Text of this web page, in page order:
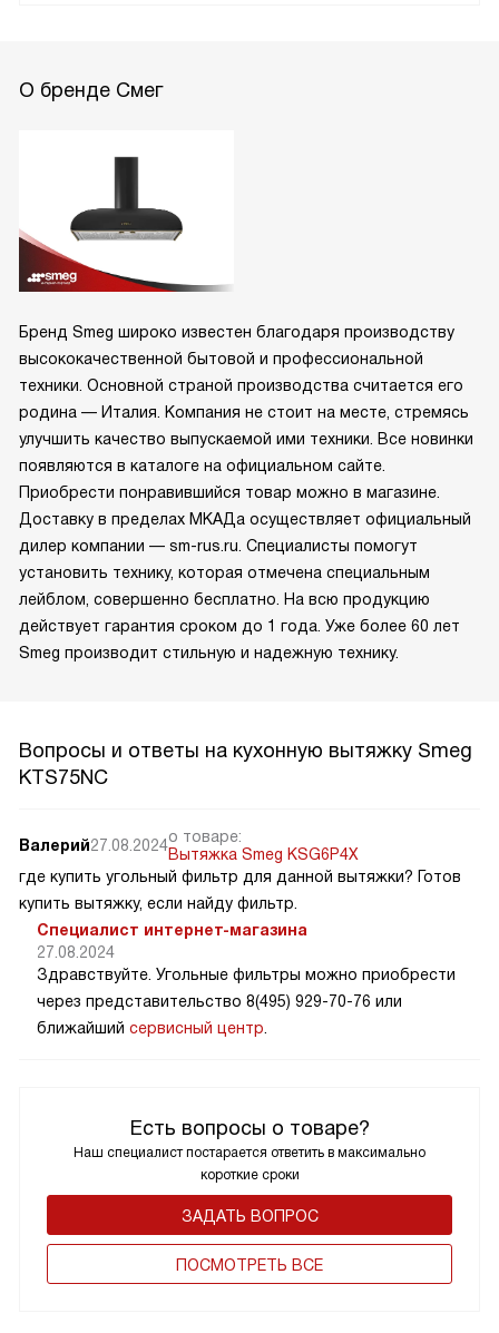
О бренде Смег
Бренд Smeg широко известен благодаря производству
высококачественной бытовой и профессиональной
техники. Основной страной производства считается его
родина — Италия. Компания не стоит на месте, стремясь
улучшить качество выпускаемой ими техники. Все новинки
появляются в каталоге на официальном сайте.
Приобрести понравившийся товар можно в магазине.
Доставку в пределах МКАДа осуществляет официальный
дилер компании — sm-rus.ru. Специалисты помогут
установить технику, которая отмечена специальным
лейблом, совершенно бесплатно. На всю продукцию
действует гарантия сроком до 1 года. Уже более 60 лет
Smeg производит стильную и надежную технику.
Вопросы и ответы на кухонную вытяжку Smeg
KTS75NC
Есть вопросы о товаре?
Наш специалист постарается ответить в максимально
короткие сроки
ЗАДАТЬ ВОПРОС
ПОCМОТРЕТЬ ВСЕ
Валерий27.08.2024о товаре:
Вытяжка Smeg KSG6P4X
где купить угольный фильтр для данной вытяжки? Готов
купить вытяжку, если найду фильтр.
Специалист интернет-магазина
27.08.2024
Здравствуйте. Угольные фильтры можно приобрести
через представительство 8(495) 929-70-76 или
ближайший сервисный центр